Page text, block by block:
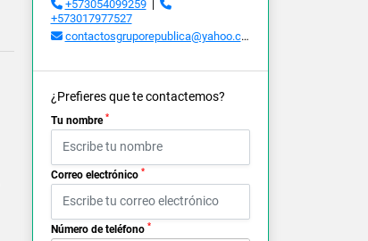
+573054099259|
+573017977527
contactosgruporepublica@yahoo.com
¿Prefieres que te contactemos?
Tu nombre *
Correo electrónico *
Número de teléfono *